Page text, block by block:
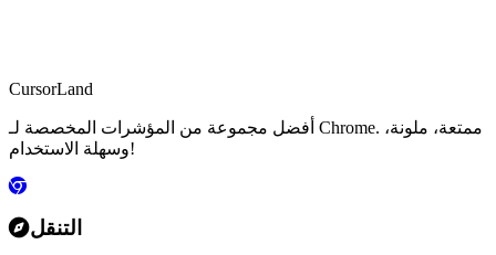
CursorLand
أفضل مجموعة من المؤشرات المخصصة لـ Chrome. ممتعة، ملونة،
وسهلة الاستخدام!
التنقل